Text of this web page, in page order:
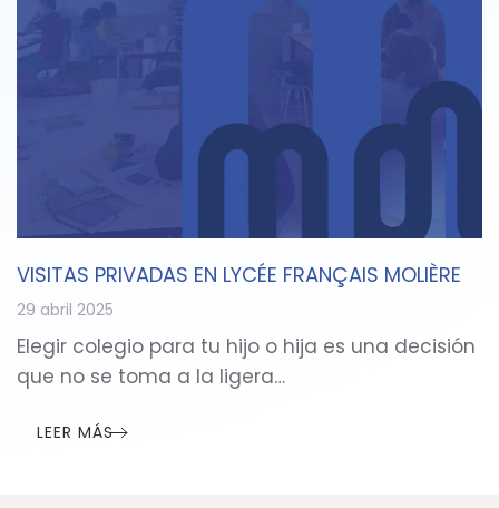
VISITAS PRIVADAS EN LYCÉE FRANÇAIS MOLIÈRE
29 abril 2025
Elegir colegio para tu hijo o hija es una decisión
que no se toma a la ligera…
LEER MÁS